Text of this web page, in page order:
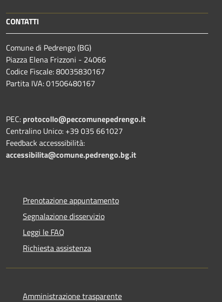
CONTATTI
Comune di Pedrengo (BG)
Piazza Elena Frizzoni - 24066
Codice Fiscale: 80035830167
Partita IVA: 01506480167
PEC: protocollo@peccomunepedrengo.it
Centralino Unico: +39 035 661027
Feedback accesssibilità:
accessibilita@comune.pedrengo.bg.it
Prenotazione appuntamento
Segnalazione disservizio
Leggi le FAQ
Richiesta assistenza
Amministrazione trasparente